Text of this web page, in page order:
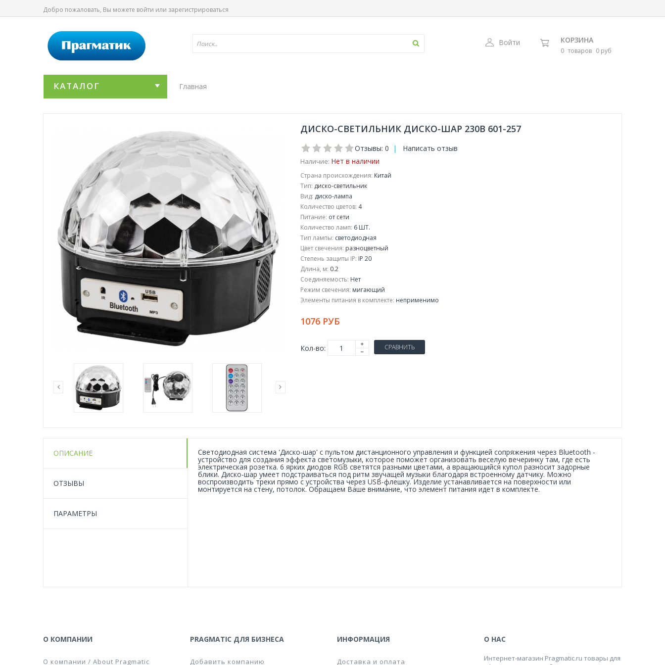
Добро пожаловать, Вы можете войти или зарегистрироваться
Войти КОРЗИНА
0 товаров 0 руб
КАТАЛОГ Главная
ДИСКО-СВЕТИЛЬНИК ДИСКО-ШАР 230В 601-257
Отзывы: 0 | Написать отзыв
Наличие: Нет в наличии
Страна происхождения: Китай
Тип: диско-светильник
Вид: диско-лампа
Количество цветов: 4
Питание: от сети
Количество ламп: 6 ШТ.
Тип лампы: светодиодная
Цвет свечения: разноцветный
Степень защиты IP: IP 20
Длина, м: 0.2
Соединяемость: Нет
Режим свечения: мигающий
Элементы питания в комплекте: неприменимо
1076 РУБ
Кол-во: СРАВНИТЬ
ОПИСАНИЕ
ОТЗЫВЫ
ПАРАМЕТРЫ
Светодиодная система 'Диско-шар' с пультом дистанционного управления и функцией сопряжения через Bluetooth -
устройство для создания эффекта светомузыки, которое поможет организовать веселую вечеринку там, где есть
электрическая розетка. 6 ярких диодов RGB светятся разными цветами, а вращающийся купол разносит задорные
блики. Диско-шар умеет подстраиваться под ритм звучащей музыки благодаря встроенному датчику. Можно
воспроизводить треки прямо с устройства через USB-флешку. Изделие устанавливается на поверхности или
монтируется на стену, потолок. Обращаем Ваше внимание, что элемент питания идет в комплекте.
О КОМПАНИИ
О компании / About Pragmatic
PRAGMATIC ДЛЯ БИЗНЕСА
Добавить компанию
ИНФОРМАЦИЯ
Доставка и оплата
О НАС
Интернет-магазин Pragmatic.ru товары для